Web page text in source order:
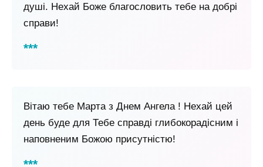
душі. Нехай Боже благословить тебе на добрі
справи!
Вітаю тебе Марта з Днем Ангела ! Нехай цей
день буде для Тебе справді глибокорадісним і
наповненим Божою присутністю!